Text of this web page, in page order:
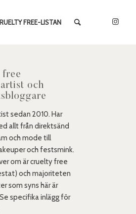
FREE-LISTAN
free
och
sedan 2010. Har
allt från direktsänd
och mode till
och festsmink.
om är cruelty free
och majoriteten
som syns här är
specifika inlägg för